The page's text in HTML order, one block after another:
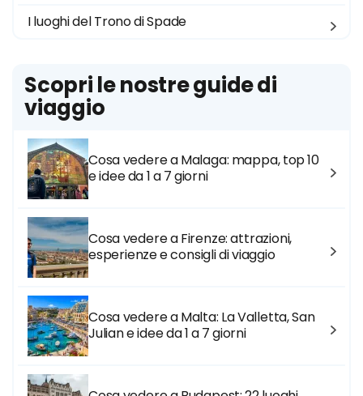
I luoghi del Trono di Spade
Scopri le nostre guide di
viaggio
Cosa vedere a Malaga: mappa, top 10
e idee da 1 a 7 giorni
Cosa vedere a Firenze: attrazioni,
esperienze e consigli di viaggio
Cosa vedere a Malta: La Valletta, San
Julian e idee da 1 a 7 giorni